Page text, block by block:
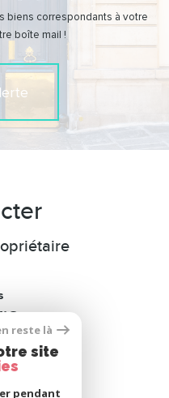
biens correspondants à votre
boîte mail !
reste là
site
pendant